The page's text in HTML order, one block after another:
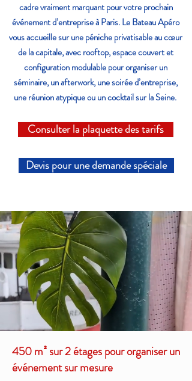
cadre vraiment marquant pour votre prochain
événement d’entreprise à Paris. Le Bateau Apéro
vous accueille sur une péniche privatisable au cœur
de la capitale, avec rooftop, espace couvert et
configuration modulable pour organiser un
séminaire, un afterwork, une soirée d’entreprise,
une réunion atypique ou un cocktail sur la Seine.
Consulter la plaquette des tarifs
Devis pour une demande spéciale
450 m² sur 2 étages pour organiser un
événement sur mesure